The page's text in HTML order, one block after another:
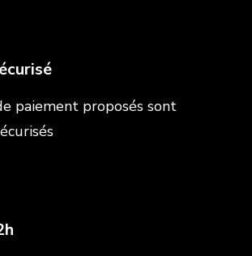
paiement proposés sont